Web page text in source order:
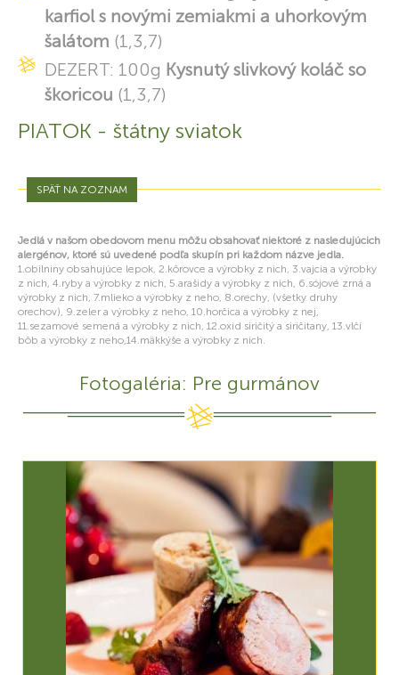
karfiol s novými zemiakmi a uhorkovým
šalátom (1,3,7)
DEZERT: 100g Kysnutý slivkový koláč so
škoricou (1,3,7)
PIATOK - štátny sviatok
SPÄŤ NA ZOZNAM
Jedlá v našom obedovom menu môžu obsahovať niektoré z nasledujúcich
alergénov, ktoré sú uvedené podľa skupín pri každom názve jedla.
1.obilniny obsahujúce lepok, 2.kôrovce a výrobky z nich, 3.vajcia a výrobky
z nich, 4.ryby a výrobky z nich, 5.arašidy a výrobky z nich, 6.sójové zrná a
výrobky z nich, 7.mlieko a výrobky z neho, 8.orechy, (všetky druhy
orechov), 9.zeler a výrobky z neho, 10.horčica a výrobky z nej,
11.sezamové semená a výrobky z nich, 12.oxid siričitý a siričitany, 13.vlčí
bôb a výrobky z neho,14.mäkkýše a výrobky z nich.
Fotogaléria: Pre gurmánov